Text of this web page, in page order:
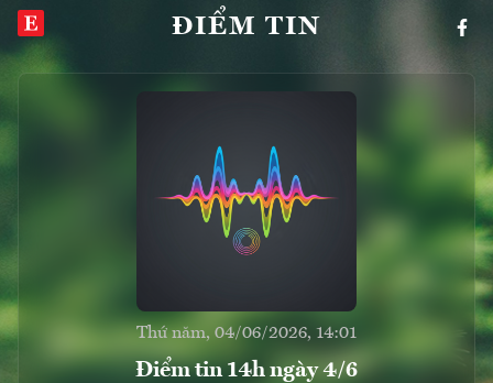
ĐIỂM TIN
Thứ năm, 04/06/2026, 14:01
Điểm tin 14h ngày 4/6